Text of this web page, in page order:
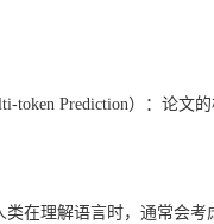
token Prediction）：论文
类在理解语言时，通常会